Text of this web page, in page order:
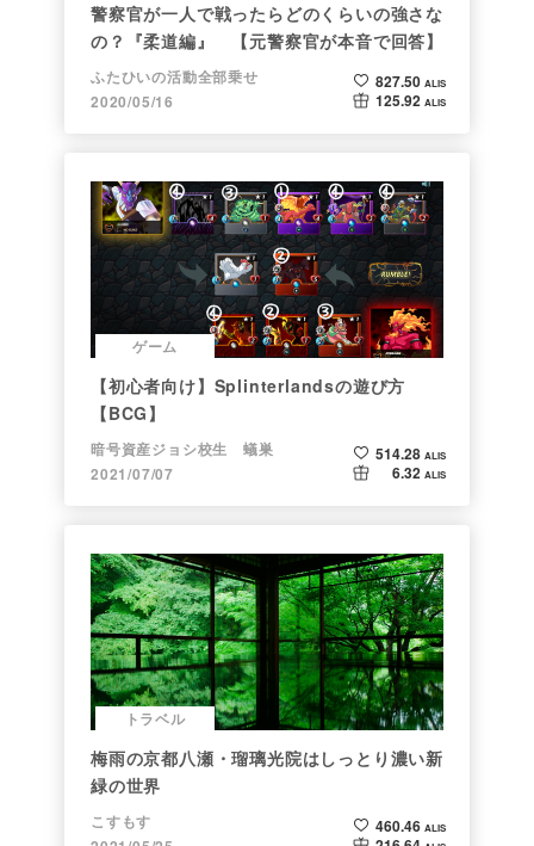
警察官が一人で戦ったらどのくらいの強さな
の？『柔道編』 【元警察官が本音で回答】
ふたひいの活動全部乗せ
2020/05/16
827.50 ALIS
125.92 ALIS
ゲーム
【初心者向け】Splinterlandsの遊び方
【BCG】
暗号資産ジョシ校生 蟻巣
2021/07/07
514.28 ALIS
6.32 ALIS
トラベル
梅雨の京都八瀬・瑠璃光院はしっとり濃い新
緑の世界
こすもす
460.46 ALIS